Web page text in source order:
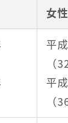
女性
平
（
平
（